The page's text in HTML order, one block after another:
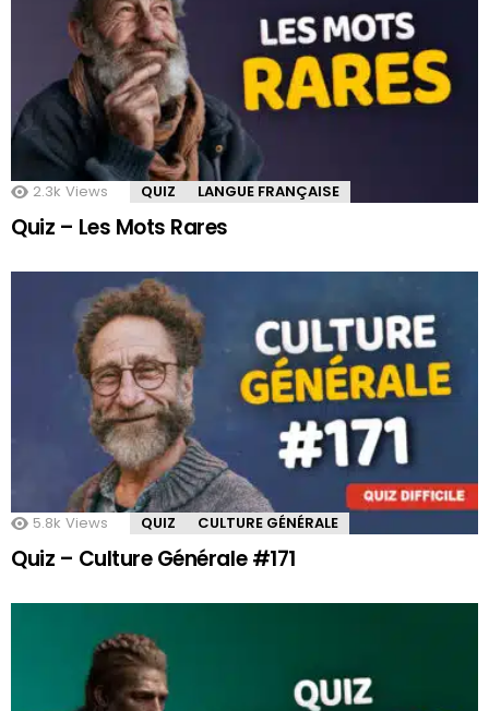
2.3k Views QUIZ LANGUE FRANÇAISE
Quiz – Les Mots Rares
5.8k Views QUIZ CULTURE GÉNÉRALE
Quiz – Culture Générale #171